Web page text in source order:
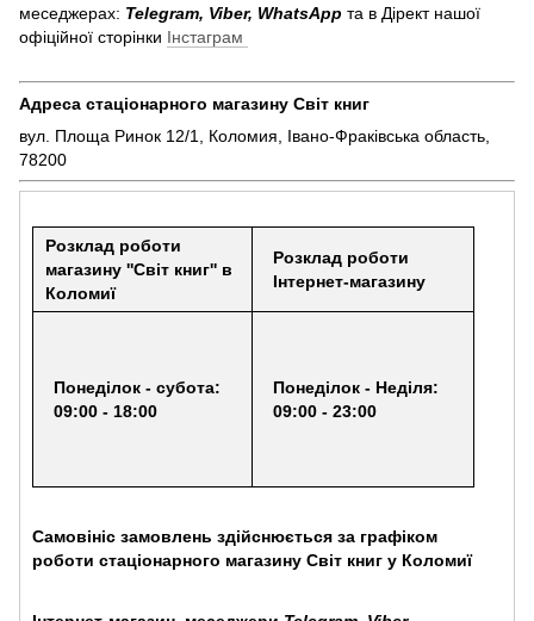
меседжерах: Telegram, Viber, WhatsApp та в Дірект нашої
офіційної сторінки Інстаграм
Адреса стаціонарного магазину Світ книг
вул. Площа Ринок 12/1, Коломия, Івано-Фраківська область,
78200
Розклад роботи
магазину ''Світ книг'' в
Коломиї
Розклад роботи
Інтернет-магазину
Понеділок - субота:
09:00 - 18:00
Понеділок - Неділя:
09:00 - 23:00
Самовініс замовлень здійснюється за графіком
роботи стаціонарного магазину Світ книг у Коломиї